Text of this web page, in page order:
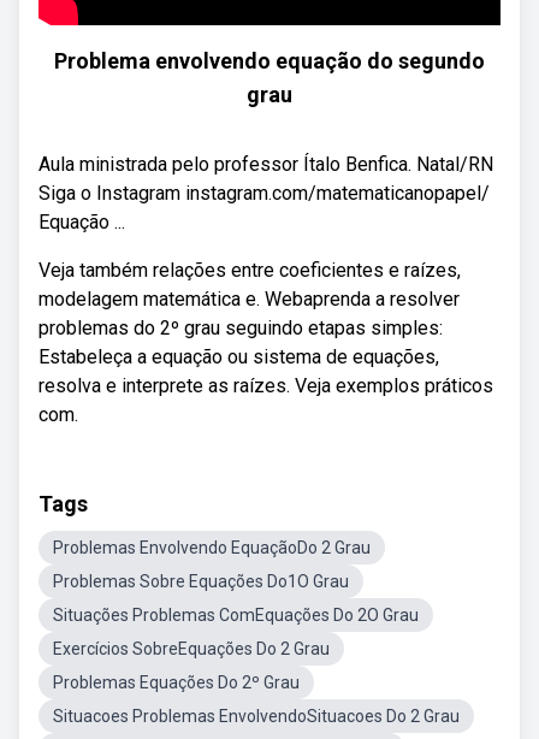
Problema envolvendo equação do segundo
grau
Aula ministrada pelo professor Ítalo Benfica. Natal/RN
Siga o Instagram instagram.com/matematicanopapel/
Equação ...
Veja também relações entre coeficientes e raízes,
modelagem matemática e. Webaprenda a resolver
problemas do 2º grau seguindo etapas simples:
Estabeleça a equação ou sistema de equações,
resolva e interprete as raízes. Veja exemplos práticos
com.
Tags
Problemas Envolvendo EquaçãoDo 2 Grau
Problemas Sobre Equações Do1O Grau
Situações Problemas ComEquações Do 2O Grau
Exercícios SobreEquações Do 2 Grau
Problemas Equações Do 2º Grau
Situacoes Problemas EnvolvendoSituacoes Do 2 Grau